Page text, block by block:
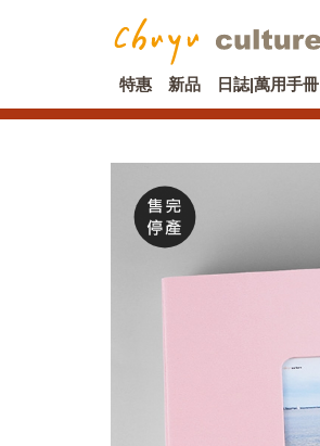
特惠 新品 日誌|萬用手冊